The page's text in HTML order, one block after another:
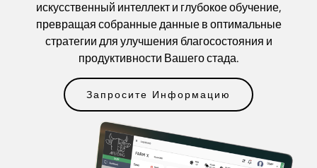
искусственный интеллект и глубокое обучение,
превращая собранные данные в оптимальные
стратегии для улучшения благосостояния и
продуктивности Вашего стада.
Запросите Информацию